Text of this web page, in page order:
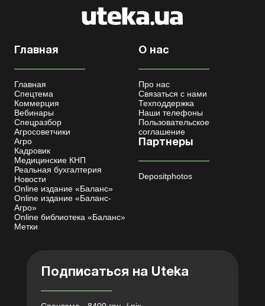
Главная
Главная
Спецтема
Коммерция
Вебинары
Спецразбор
Агросоветчики
Агро
Кадровик
Медицинские КНП
Реальная бухгалтерия
Новости
Online издание «Баланс»
Online издание «Баланс-
Агро»
Online библиотека «Баланс»
Метки
О нас
Про нас
Связаться с нами
Техподдержка
Наши телефоны
Пользовательское
соглашение
Партнеры
Depositphotos
Подписаться на Uteka